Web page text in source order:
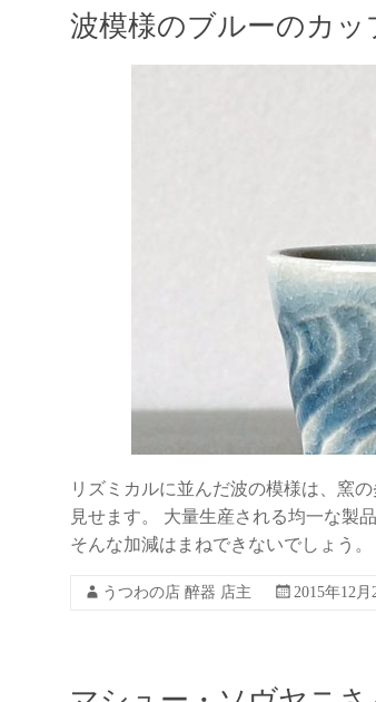
波模様のブルーのカッ
リズミカルに並んだ波の模様は、窯
見せます。 大量生産される均一な製
そんな加減はまねできないでしょう。
うつわの店 醉器 店主 2015年12月